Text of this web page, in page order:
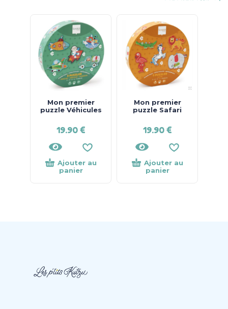
Mon premier
puzzle Véhicules
19.90€
Ajouter au
panier
Mon premier
puzzle Safari
19.90€
Ajouter au
panier